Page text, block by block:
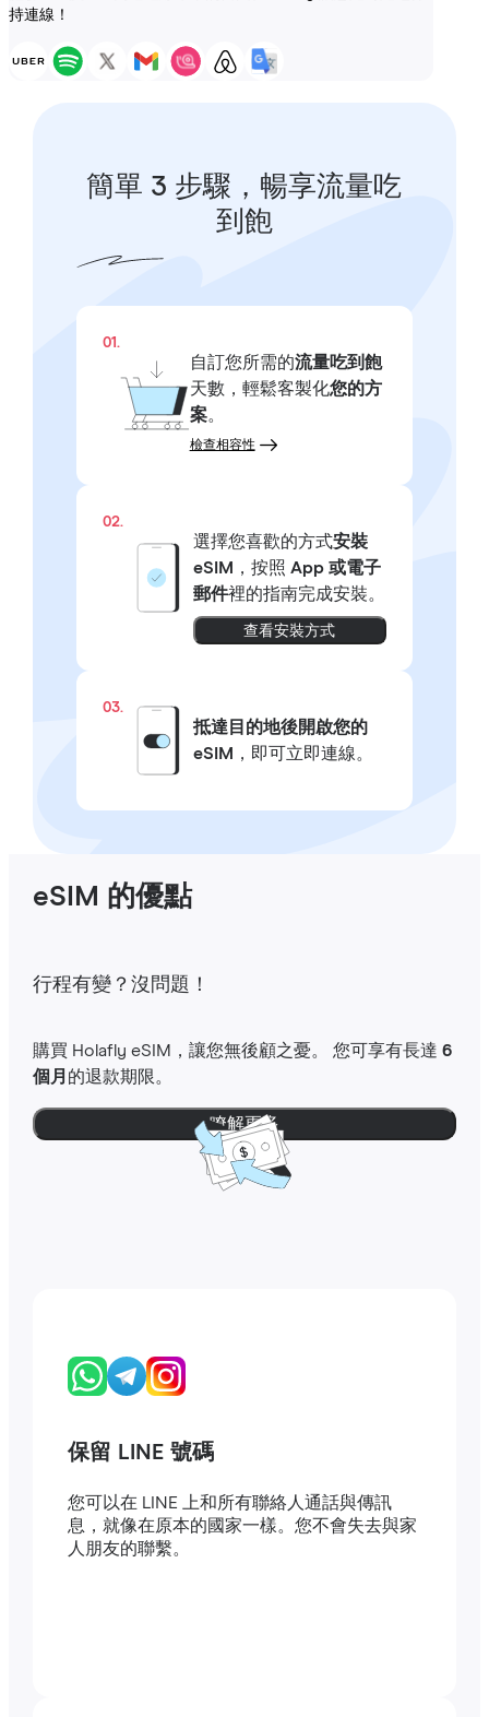
持連線！
簡單 3 步驟，暢享流量吃
到飽
01.
自訂您所需的流量吃到飽
天數，輕鬆客製化您的方
案。
檢查相容性
02.
選擇您喜歡的方式安裝
eSIM
，按照 App 或電子
郵件裡的指南完成安裝。
查看安裝方式
03.
抵達目的地後開啟您的
eSIM
，即可立即連線。
eSIM 的優點
行程有變？沒問題！
購買 Holafly eSIM，讓您無後顧之憂。 您可享有長達 6
個月 的退款期限。
瞭解更多
保留 LINE 號碼
您可以在 LINE 上和所有聯絡人通話與傳訊
息，就像在原本的國家一樣。您不會失去與家
人朋友的聯繫。